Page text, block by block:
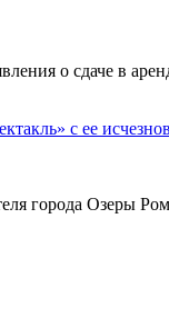
о сдаче в
с ее
города Озеры